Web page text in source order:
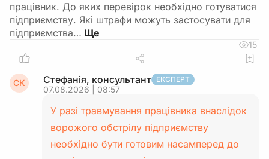
працівник. До яких перевірок необхідно готуватися
підприємству. Які штрафи можуть застосувати для
підприємства…
15
СК Стефанія, консультант ЕКСПЕРТ
07.08.2026 | 08:57
У разі травмування працівника внаслідок
ворожого обстрілу підприємству
необхідно бути готовим насамперед до